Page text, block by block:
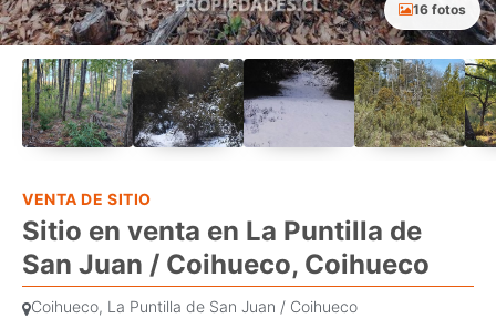
16 fotos
VENTA DE SITIO
Sitio en venta en La Puntilla de
San Juan / Coihueco, Coihueco
Coihueco, La Puntilla de San Juan / Coihueco